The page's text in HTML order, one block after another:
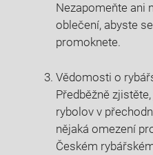
Nezapomeňte ani
oblečení, ⁢abyste
promoknete.
Vědomosti o‍
Předběžně
rybolov v
nějaká ⁣omezení
Českém